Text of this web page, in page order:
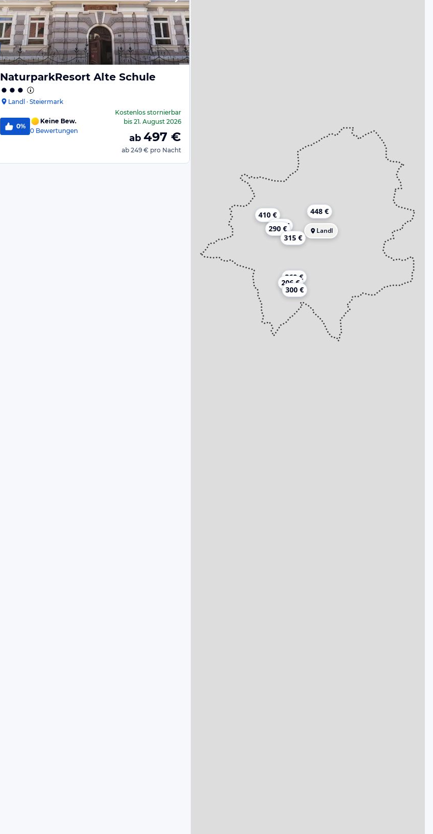
NaturparkResort Alte Schule
Landl · Steiermark
0%
Keine Bew.
0 Bewertungen
Kostenlos stornierbar
bis 21. August 2026
ab 497 €
ab 249 € pro Nacht
306 €
315 €
300 €
410 €
206 €
290 €
360 €
448 €
Landl